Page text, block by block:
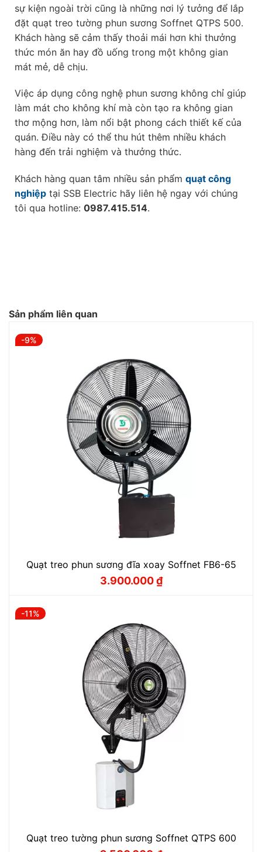
sự kiện ngoài trời cũng là những nơi lý tưởng để lắp
đặt quạt treo tường phun sương Soffnet QTPS 500.
Khách hàng sẽ cảm thấy thoải mái hơn khi thưởng
thức món ăn hay đồ uống trong một không gian
mát mẻ, dễ chịu.
Việc áp dụng công nghệ phun sương không chỉ giúp
làm mát cho không khí mà còn tạo ra không gian
thơ mộng hơn, làm nổi bật phong cách thiết kế của
quán. Điều này có thể thu hút thêm nhiều khách
hàng đến trải nghiệm và thưởng thức.
Khách hàng quan tâm nhiều sản phẩm quạt công
nghiệp tại SSB Electric hãy liên hệ ngay với chúng
tôi qua hotline: 0987.415.514.
Sản phẩm liên quan
-9%
Quạt treo phun sương đĩa xoay Soffnet FB6-65
Giá
3.900.000₫
Giá
-11%
Quạt treo tường phun sương Soffnet QTPS 600